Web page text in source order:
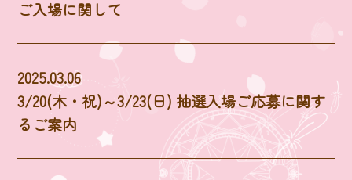
ご入場に関して
2025.03.06
3/20(木・祝)～3/23(日) 抽選入場ご応募に関す
るご案内